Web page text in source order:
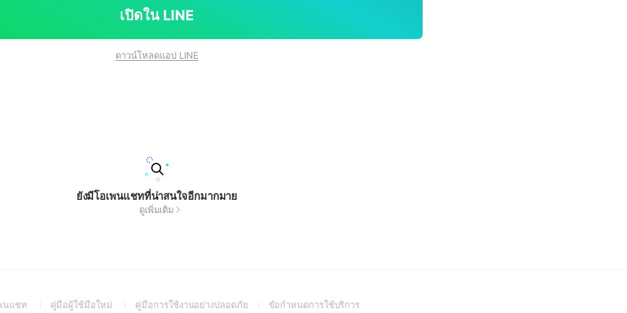
เปิดใน LINE
ดาวน์โหลดแอป LINE
ยังมีโอเพนแชทที่น่าสนใจอีกมากมาย
ดูเพิ่มเติม
นแชท
(Openคู่มือผู้ใช้มือใหม่
(Openคู่มือการใช้งานอย่างปลอดภัย(Openข้อกำหนดการใช้บริการ(Open